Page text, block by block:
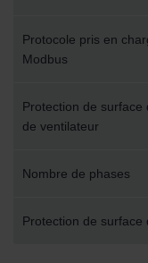
Protocole pris en
Modbus
Protection de surface
de ventilateur
Nombre de phases
Protection de surface